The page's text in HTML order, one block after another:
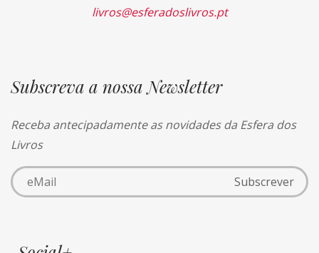
livros@esferadoslivros.pt
Subscreva a nossa Newsletter
Receba antecipadamente as novidades da Esfera dos
Livros